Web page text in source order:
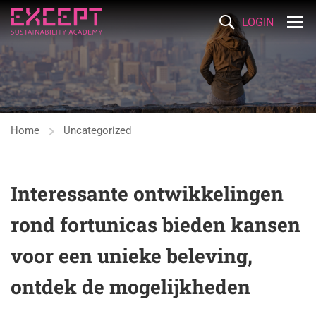
LOGIN
Home Uncategorized
Interessante ontwikkelingen
rond fortunicas bieden kansen
voor een unieke beleving,
ontdek de mogelijkheden